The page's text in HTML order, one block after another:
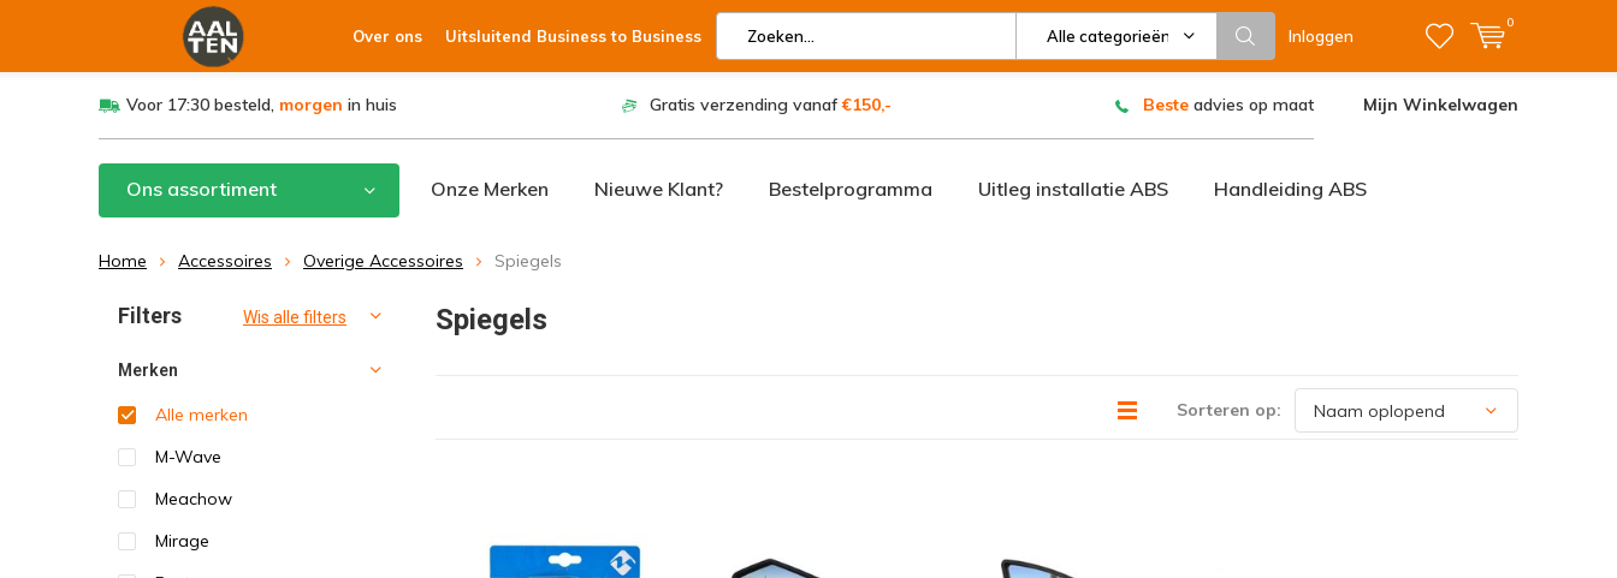
Over ons Uitsluitend Business to Business Alle categorieën Inloggen
0
Voor 17:30 besteld, morgen in huis Gratis verzending vanaf€150,- Beste advies op maat Mijn Winkelwagen
Ons assortiment Onze Merken Nieuwe Klant? Bestelprogramma Uitleg installatie ABS Handleiding ABS
Home Accessoires Overige Accessoires Spiegels
Spiegels
Sorteren op:
Filters Wis alle filters
Merken
Alle merken
M-Wave
Meachow
Mirage